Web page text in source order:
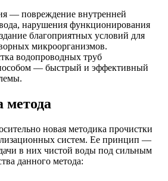
— повреждение внутренней
нарушения функционирования
благоприятных условий для
микроорганизмов.
водопроводных труб
— быстрый и эффективный
метода
новая методика прочистки
систем. Ее принцип —
в них чистой воды под сильным
данного метода: